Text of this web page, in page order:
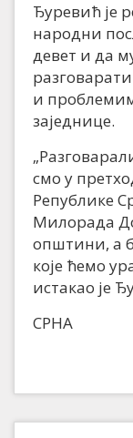
Ђуревић је
народни
девет и да
и
заједнице.
смо у
Републике
Милорада
општини, а
које ћемо
истакао је
СРНА